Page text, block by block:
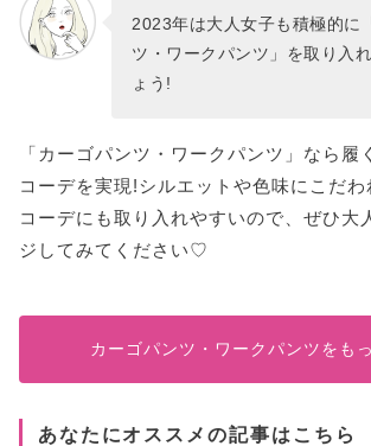
2023年は大人女子も積極的に
ツ・ワークパンツ」を取り入
ょう!
「カーゴパンツ・ワークパンツ」なら履
コーデを実現!シルエットや色味にこだ
コーデにも取り入れやすいので、ぜひ大
ジしてみてください♡
カーゴパンツ・ワークパンツをも
あなたにオススメの記事はこちら